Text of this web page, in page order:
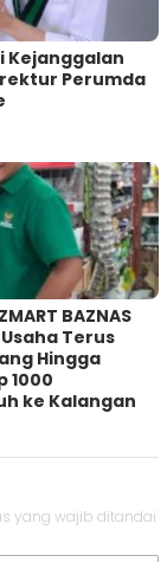
Kejanggalan
Perumda
BAZNAS
Terus
Hingga
1000
ke Kalangan
yang wajib ditandai